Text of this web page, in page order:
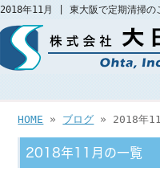
2018年11月 | 東大阪で定期清掃の
HOME » ブログ » 2018年11
2018年11月の一覧